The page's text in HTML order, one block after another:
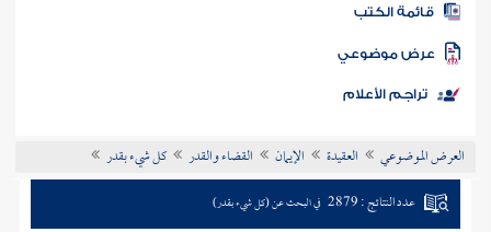
المكتبة
الكتب
موضوعي
تراجم الأعلام
العرض الموضوعي العقيدة الإيمان القضاء والقدر كل شيء بقدر
عدد النتائج : 2879 في البحث عن (كل شيء بقدر)